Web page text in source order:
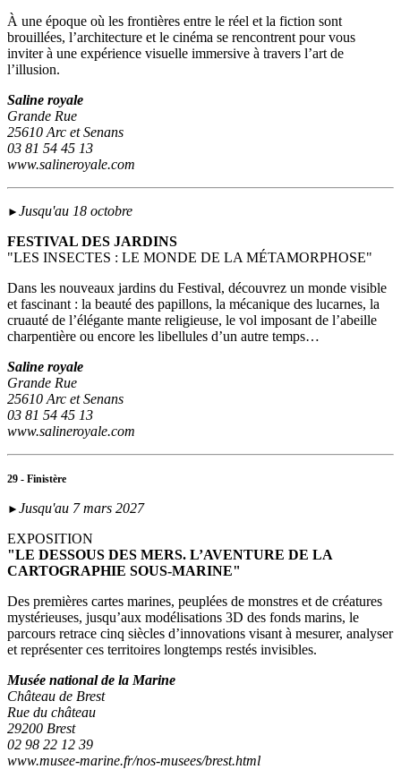
À une époque où les frontières entre le réel et la fiction sont
brouillées, l’architecture et le cinéma se rencontrent pour vous
inviter à une expérience visuelle immersive à travers l’art de
l’illusion.
Saline royale
Grande Rue
25610 Arc et Senans
03 81 54 45 13
www.salineroyale.com
► Jusqu'au 18 octobre
FESTIVAL DES JARDINS
"LES INSECTES : LE MONDE DE LA MÉTAMORPHOSE"
Dans les nouveaux jardins du Festival, découvrez un monde visible
et fascinant : la beauté des papillons, la mécanique des lucarnes, la
cruauté de l’élégante mante religieuse, le vol imposant de l’abeille
charpentière ou encore les libellules d’un autre temps…
Saline royale
Grande Rue
25610 Arc et Senans
03 81 54 45 13
www.salineroyale.com
29 - Finistère
► Jusqu'au 7 mars 2027
EXPOSITION
"LE DESSOUS DES MERS. L’AVENTURE DE LA
CARTOGRAPHIE SOUS-MARINE"
Des premières cartes marines, peuplées de monstres et de créatures
mystérieuses, jusqu’aux modélisations 3D des fonds marins, le
parcours retrace cinq siècles d’innovations visant à mesurer, analyser
et représenter ces territoires longtemps restés invisibles.
Musée national de la Marine
Château de Brest
Rue du château
29200 Brest
02 98 22 12 39
www.musee-marine.fr/nos-musees/brest.html